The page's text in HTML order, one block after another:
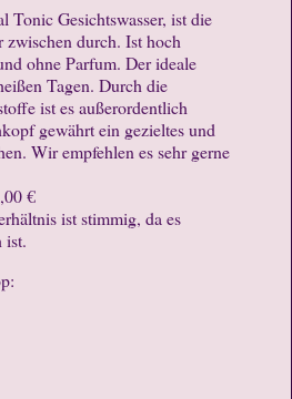
Gesichtswasser, ist die
durch. Ist hoch
ohne Parfum. Der ideale
Tagen. Durch die
ist es außerordentlich
gewährt ein gezieltes und
Wir empfehlen es sehr gerne
€
ist stimmig, da es
ist.